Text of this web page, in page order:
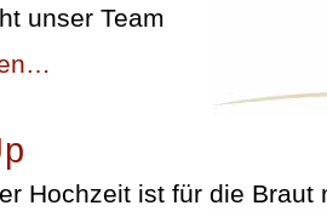
unser Team
Hochzeit ist für die Braut